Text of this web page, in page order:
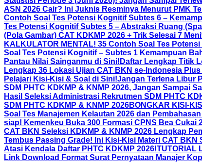
ASN 2026 Cair? Ini Juknis Resminya Menurut PMK
Contoh Soal Tes Potensi Kognitif Subtes 6 –
Tes Potensi Kognitif Subtes 5 – Abstraksi Ruang
(Pola Gambar) CAT KDKMP 2026 + Trik Selesai 7
KALKULATOR MENTAL! 35 Contoh Soal Tes
Soal Tes Potensi Kognitif – Subtes 1 Kemampuan
Pantau Nilai Sainganmu di Sini! Daftar Lengkap Titik
Lengkap 36 Lokasi Ujian CAT BKN se-Indonesia
Pelajari Kisi-Kisi & Soal di Sini!Jangan Terlena Libur
SDM PHTC KDKMP & KNMP 2026, Jangan Sampai
Hasil Seleksi Administrasi Rekrutmen SDM PHTC
SDM PHTC KDKMP & KNMP 2026BONGKAR KISI-
Soal Tes Manajemen Kelautan 2026 dan
siap! Kemenkeu Buka 300 Formasi CPNS Bea Cukai
CAT BKN Seleksi KDKMP & KNMP 2026 Lengkap
Tembus Passing Grade! Ini Kisi-Kisi Materi CAT BKN
Atasi Kendala Daftar PHTC KDKMP 2026!TUTORIAL
Link Download Format Surat Pernyataan Manajer